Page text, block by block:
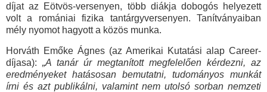
díjat az Eötvös-versenyen, több diákja dobogós helyezett
volt a romániai fizika tantárgyversenyen. Tanítványaiban
mély nyomot hagyott a közös munka.
Horváth Emőke Ágnes (az Amerikai Kutatási alap Career-
díjasa): „A tanár úr megtanított megfelelően kérdezni, az
eredményeket hatásosan bemutatni, tudományos munkát
írni és azt publikálni, valamint nem utolsó sorban nemzeti